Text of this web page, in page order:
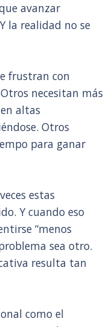
avanzar
la realidad no se
frustran con
necesitan más
altas
Otros
para ganar
estas
Y cuando eso
“menos
sea otro.
resulta tan
como el